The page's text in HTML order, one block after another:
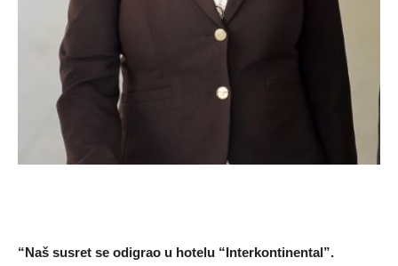
“Naš susret se odigrao u hotelu “Interkontinental”.